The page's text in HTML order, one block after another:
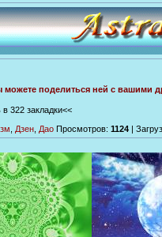
можете поделиться ней с вашими
322 закладки<<
Дзен Дао Просмотров: 1124 |